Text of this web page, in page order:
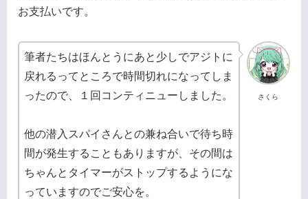
お支払いです。
さくら
筆者たちはほんとうにあと少しでアジトに
戻れるってところで時間切れになってしま
ったので、１回コンティニューしました。
他の潜入スパイさんとの兼ね合いで待ち時
間が発生することもありますが、その間は
ちゃんとタイマーがストップするようにな
っていますのでご安心を。